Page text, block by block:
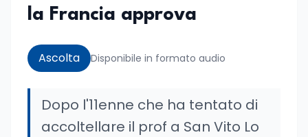
la Francia approva
Ascolta Disponibile in formato audio
Dopo l'11enne che ha tentato di
accoltellare il prof a San Vito Lo